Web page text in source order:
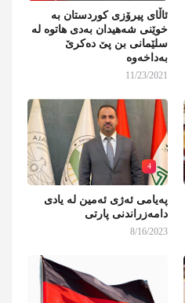
ئاڵای پیرۆزی کوردستان بە
خوێنی شەهیدان بەدی هاتوە لە
سلێمانی بن پێ دەکرێ
بەداخەوە
11/23/2021
4
پەیامی ئەژی ئەمین لە یادی
دامەزراندنی پارتی
8/16/2023